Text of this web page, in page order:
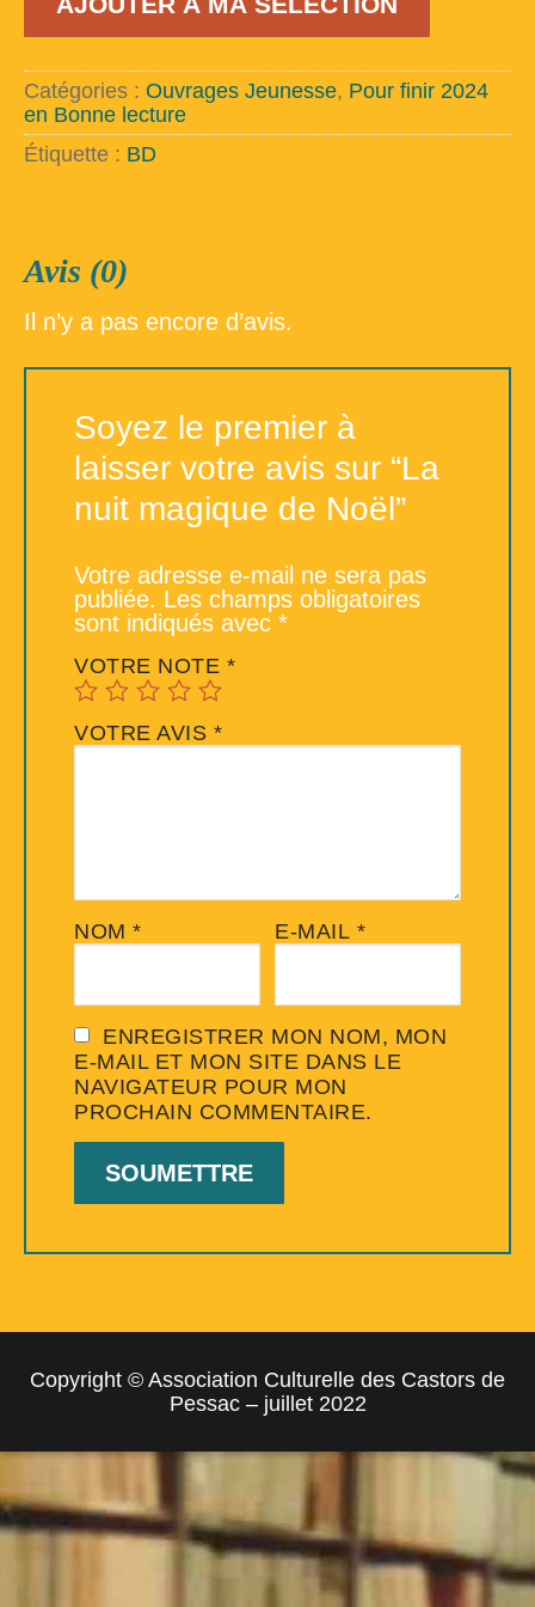
La
magique
de
Noël
Catégories : Ouvrages Jeunesse, Pour finir 2024
en Bonne lecture
Étiquette : BD
Avis (0)
Il n’y a pas encore d’avis.
Soyez le premier à
laisser votre avis sur “La
nuit magique de Noël”
Votre adresse e-mail ne sera pas
publiée. Les champs obligatoires
sont indiqués avec *
VOTRE NOTE *
VOTRE AVIS *
NOM * E-MAIL *
ENREGISTRER MON NOM, MON
E-MAIL ET MON SITE DANS LE
NAVIGATEUR POUR MON
PROCHAIN COMMENTAIRE.
Copyright © Association Culturelle des Castors de
Pessac – juillet 2022